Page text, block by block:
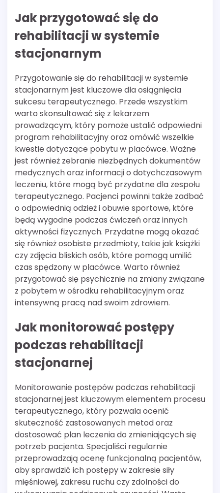
Jak przygotować się do
rehabilitacji w systemie
stacjonarnym
Przygotowanie się do rehabilitacji w systemie
stacjonarnym jest kluczowe dla osiągnięcia
sukcesu terapeutycznego. Przede wszystkim
warto skonsultować się z lekarzem
prowadzącym, który pomoże ustalić odpowiedni
program rehabilitacyjny oraz omówić wszelkie
kwestie dotyczące pobytu w placówce. Ważne
jest również zebranie niezbędnych dokumentów
medycznych oraz informacji o dotychczasowym
leczeniu, które mogą być przydatne dla zespołu
terapeutycznego. Pacjenci powinni także zadbać
o odpowiednią odzież i obuwie sportowe, które
będą wygodne podczas ćwiczeń oraz innych
aktywności fizycznych. Przydatne mogą okazać
się również osobiste przedmioty, takie jak książki
czy zdjęcia bliskich osób, które pomogą umilić
czas spędzony w placówce. Warto również
przygotować się psychicznie na zmiany związane
z pobytem w ośrodku rehabilitacyjnym oraz
intensywną pracą nad swoim zdrowiem.
Jak monitorować postępy
podczas rehabilitacji
stacjonarnej
Monitorowanie postępów podczas rehabilitacji
stacjonarnej jest kluczowym elementem procesu
terapeutycznego, który pozwala ocenić
skuteczność zastosowanych metod oraz
dostosować plan leczenia do zmieniających się
potrzeb pacjenta. Specjaliści regularnie
przeprowadzają ocenę funkcjonalną pacjentów,
aby sprawdzić ich postępy w zakresie siły
mięśniowej, zakresu ruchu czy zdolności do